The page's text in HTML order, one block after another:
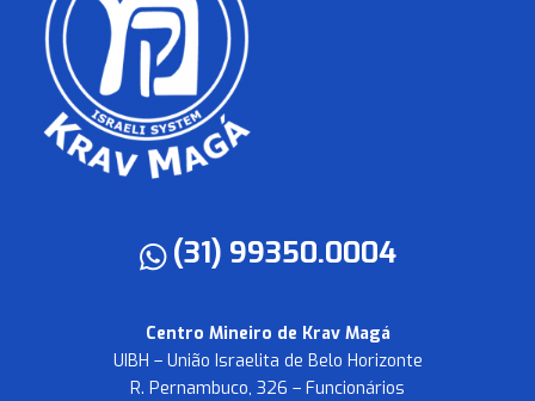
(31) 99350.0004
Centro Mineiro de Krav Magá
UIBH – União Israelita de Belo Horizonte
R. Pernambuco, 326 – Funcionários